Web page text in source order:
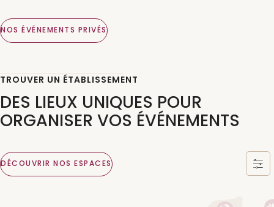
NOS ÉVÉNEMENTS PRIVÉS
TROUVER UN ÉTABLISSEMENT
DES LIEUX UNIQUES POUR
ORGANISER VOS ÉVÉNEMENTS
DÉCOUVRIR NOS ESPACES